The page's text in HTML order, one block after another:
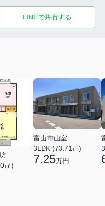
LINEで共有する
㎡)
富山市山室
3LDK (73.71㎡)
7.25万円